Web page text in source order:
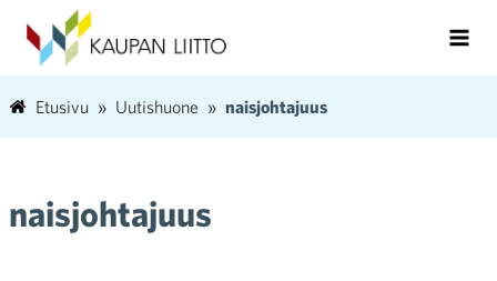
Etusivu Uutishuone naisjohtajuus
naisjohtajuus